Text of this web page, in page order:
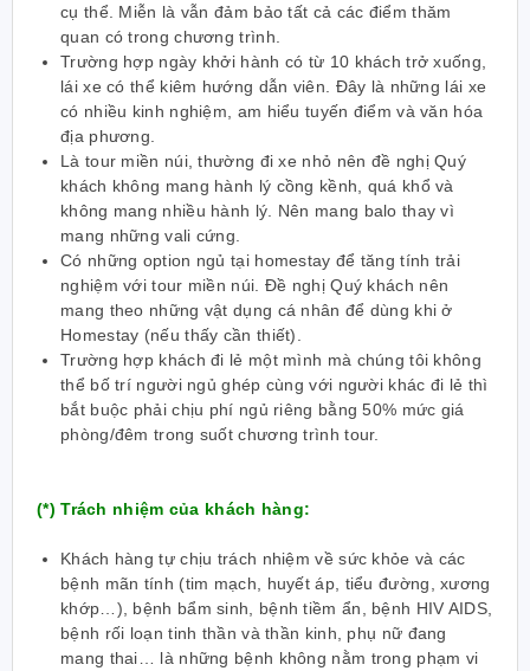
cụ thể. Miễn là vẫn đảm bảo tất cả các điểm thăm
quan có trong chương trình.
Trường hợp ngày khởi hành có từ 10 khách trở xuống,
lái xe có thể kiêm hướng dẫn viên. Đây là những lái xe
có nhiều kinh nghiệm, am hiểu tuyến điểm và văn hóa
địa phương.
Là tour miền núi, thường đi xe nhỏ nên đề nghị Quý
khách không mang hành lý cồng kềnh, quá khổ và
không mang nhiều hành lý. Nên mang balo thay vì
mang những vali cứng.
Có những option ngủ tại homestay để tăng tính trải
nghiệm với tour miền núi. Đề nghị Quý khách nên
mang theo những vật dụng cá nhân để dùng khi ở
Homestay (nếu thấy cần thiết).
Trường hợp khách đi lẻ một mình mà chúng tôi không
thể bố trí người ngủ ghép cùng với người khác đi lẻ thì
bắt buộc phải chịu phí ngủ riêng bằng 50% mức giá
phòng/đêm trong suốt chương trình tour.
(*) Trách nhiệm của khách hàng:
Khách hàng tự chịu trách nhiệm về sức khỏe và các
bệnh mãn tính (tim mạch, huyết áp, tiểu đường, xương
khớp…), bệnh bẩm sinh, bệnh tiềm ẩn, bệnh HIV AIDS,
bệnh rối loạn tinh thần và thần kinh, phụ nữ đang
mang thai… là những bệnh không nằm trong phạm vi